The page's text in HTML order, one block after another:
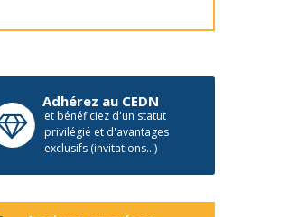
Adhérez au CEDN
et bénéficiez d'un statut
privilégié et d'avantages
exclusifs (invitations...)